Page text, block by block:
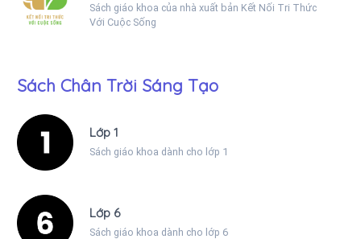
Sách giáo khoa của nhà xuất bản Kết Nối Tri Thức
Với Cuộc Sống
Sách Chân Trời Sáng Tạo
Lớp 1
Sách giáo khoa dành cho lớp 1
Lớp 6
Sách giáo khoa dành cho lớp 6